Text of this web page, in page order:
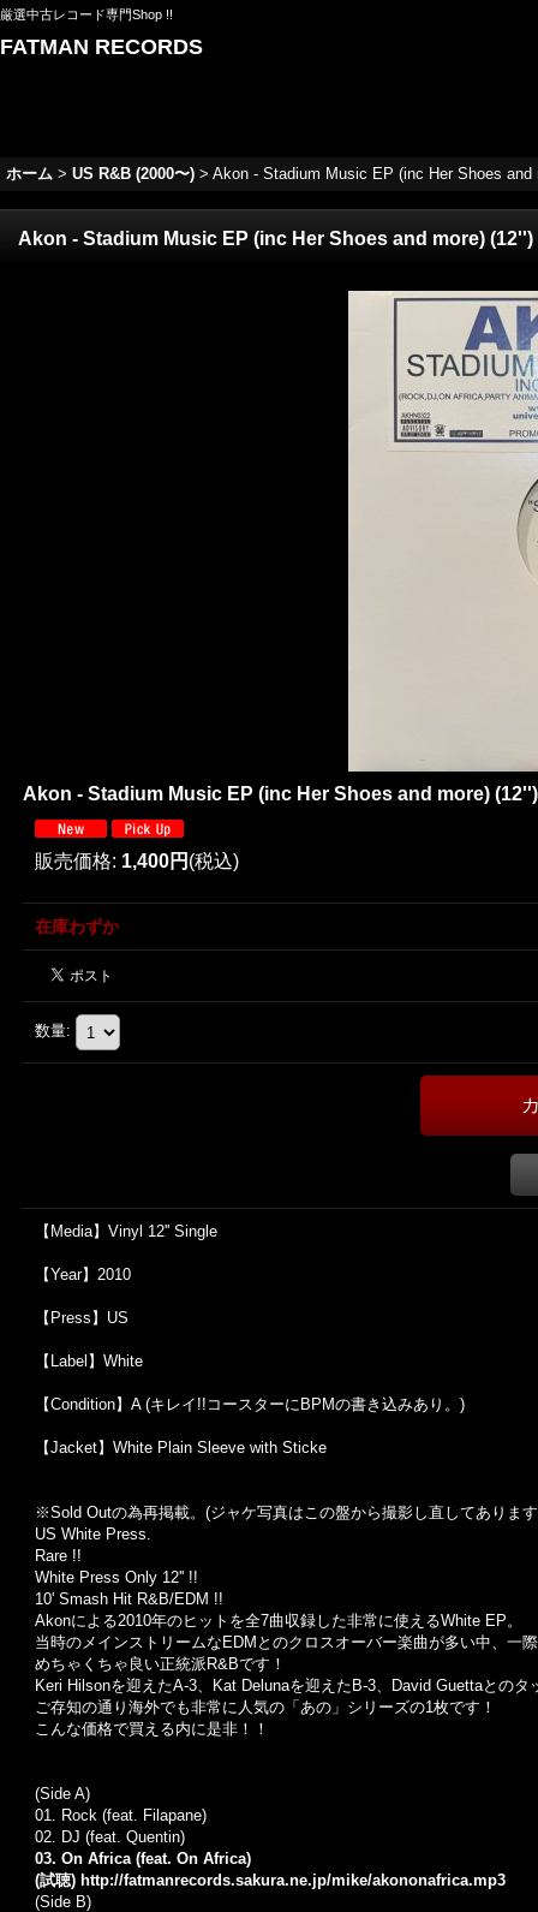
厳選中古レコード専門Shop !!
FATMAN RECORDS
ホーム > US R&B (2000〜) > Akon - Stadium Music EP (inc Her Shoes and
Akon - Stadium Music EP (inc Her Shoes and more) (12'')
Akon - Stadium Music EP (inc Her Shoes and more)
販売価格: 1,400円 (税込)
在庫わずか
数量:
【Media】Vinyl 12'' Single
【Year】2010
【Press】US
【Label】White
【Condition】A (キレイ!!コースターにBPMの書き込みあり。)
【Jacket】White Plain Sleeve with Sticke
※Sold Outの為再掲載。 (ジャケ写真はこの盤から撮影し直してありま
US White Press.
Rare !!
White Press Only 12'' !!
10' Smash Hit R&B/EDM !!
Akonによる2010年のヒットを全7曲収録した非常に使えるWhite EP。
当時のメインストリームなEDMとのクロスオーバー楽曲が多い中、一
めちゃくちゃ良い正統派R&Bです！
Keri Hilsonを迎えたA-3、Kat Delunaを迎えたB-3、David Guettaとの
ご存知の通り海外でも非常に人気の「あの」シリーズの1枚です！
こんな価格で買える内に是非！！
(Side A)
01. Rock (feat. Filapane)
02. DJ (feat. Quentin)
03. On Africa (feat. On Africa)
(試聴) http://fatmanrecords.sakura.ne.jp/mike/akononafrica.mp3
(Side B)